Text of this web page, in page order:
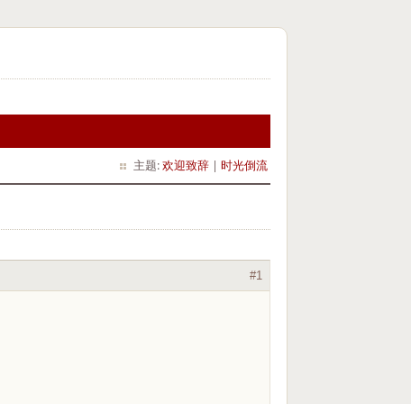
主题:欢迎致辞 | 时光倒流
#1